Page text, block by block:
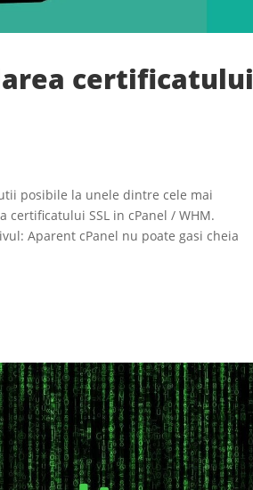
certificatului
posibile la unele dintre cele mai
SSL in cPanel / WHM.
Aparent cPanel nu poate gasi cheia